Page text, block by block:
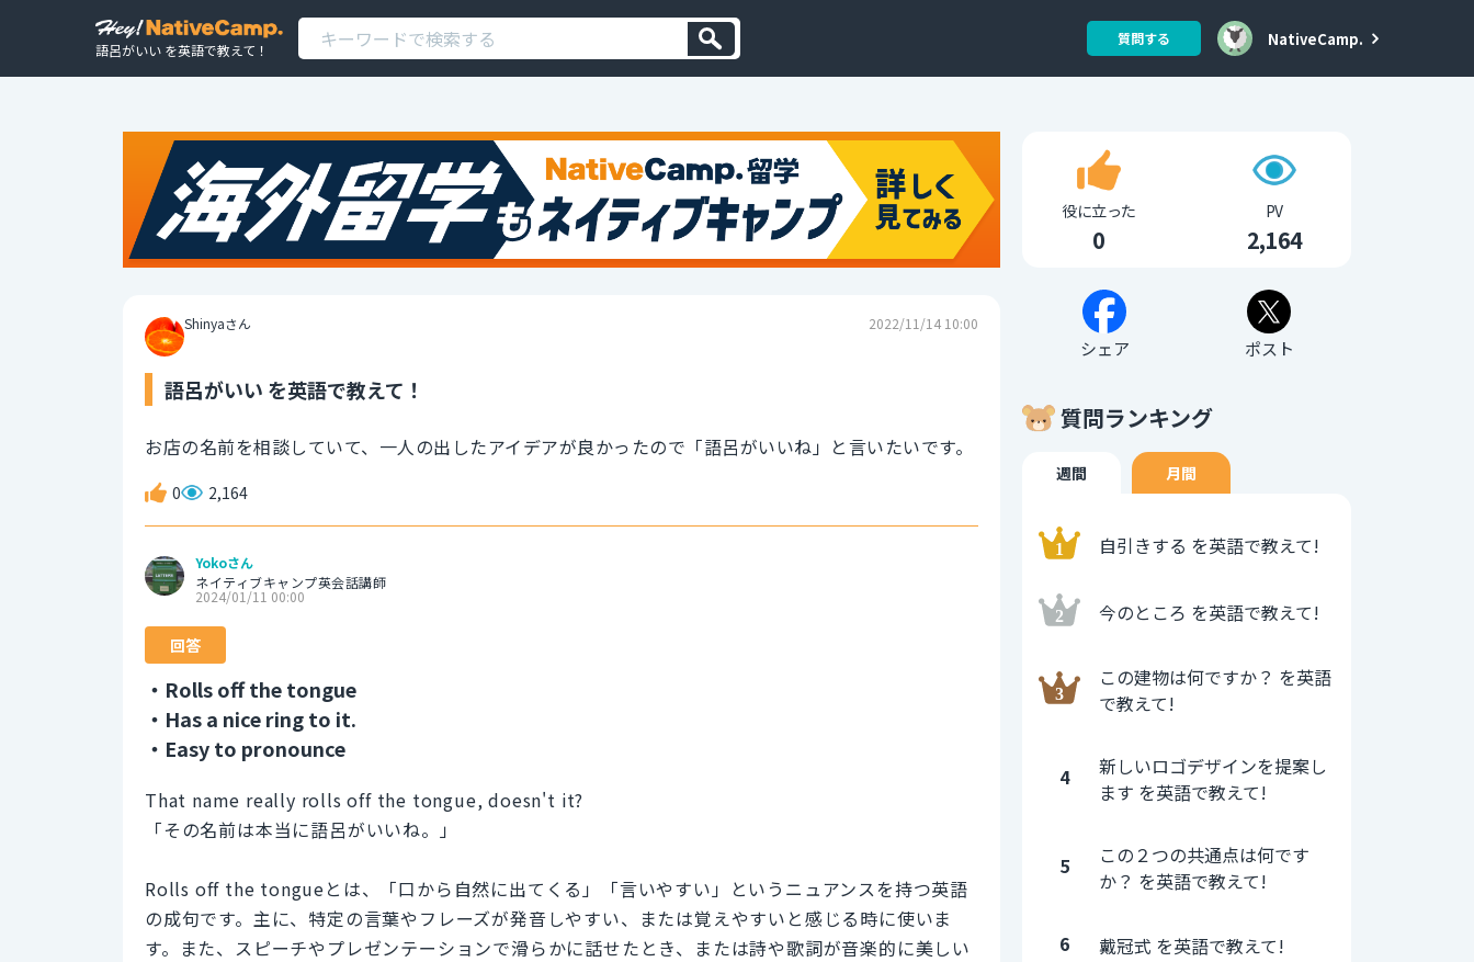
語呂がいい を英語で教えて！
質問する NativeCamp.
Shinyaさん 2022/11/14 10:00
語呂がいい を英語で教えて！
お店の名前を相談していて、一人の出したアイデアが良かったので「語呂がいいね」と言いたいです。
0 2,164
Yokoさん
ネイティブキャンプ英会話講師
2024/01/11 00:00
回答
・Rolls off the tongue
・Has a nice ring to it.
・Easy to pronounce
That name really rolls off the tongue, doesn't it?
「その名前は本当に語呂がいいね。」
Rolls off the tongueとは、「口から自然に出てくる」「言いやすい」というニュアンスを持つ英語
の成句です。主に、特定の言葉やフレーズが発音しやすい、または覚えやすいと感じる時に使いま
す。また、スピーチやプレゼンテーションで滑らかに話せたとき、または詩や歌詞が音楽的に美しい
役に立った
0
PV
2,164
シェア ポスト
質問ランキング
週間 月間
自引きする を英語で教えて!
今のところ を英語で教えて!
この建物は何ですか？ を英語
で教えて!
4
新しいロゴデザインを提案し
ます を英語で教えて!
5
この２つの共通点は何です
か？ を英語で教えて!
6 戴冠式 を英語で教えて!